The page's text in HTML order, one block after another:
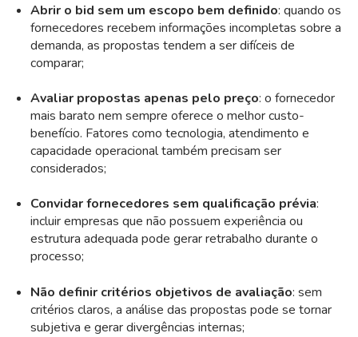
Abrir o bid sem um escopo bem definido: quando os
fornecedores recebem informações incompletas sobre a
demanda, as propostas tendem a ser difíceis de
comparar;
Avaliar propostas apenas pelo preço: o fornecedor
mais barato nem sempre oferece o melhor custo-
benefício. Fatores como tecnologia, atendimento e
capacidade operacional também precisam ser
considerados;
Convidar fornecedores sem qualificação prévia:
incluir empresas que não possuem experiência ou
estrutura adequada pode gerar retrabalho durante o
processo;
Não definir critérios objetivos de avaliação: sem
critérios claros, a análise das propostas pode se tornar
subjetiva e gerar divergências internas;